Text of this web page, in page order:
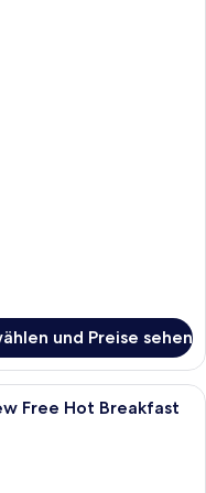
und Preise sehen
Zimmersafe,
Free Hot Breakfast